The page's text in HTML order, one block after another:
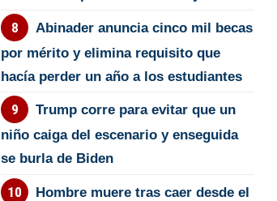
Abinader anuncia cinco mil becas
por mérito y elimina requisito que
hacía perder un año a los estudiantes
Trump corre para evitar que un
niño caiga del escenario y enseguida
se burla de Biden
Hombre muere tras caer desde el